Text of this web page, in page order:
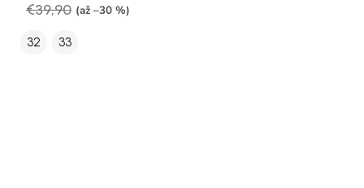
€39,90 (až –30 %)
32 33